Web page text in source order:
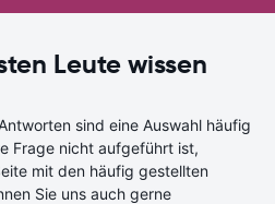
Leute wissen
sind eine Auswahl häufig
Frage nicht aufgeführt ist,
mit den häufig gestellten
Sie uns auch gerne